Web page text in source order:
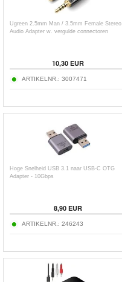
Ugreen 2.5mm Man / 3.5mm Female Stereo
Audio Adapter w. vergulde connectoren
10,30EUR
ARTIKELNR.: 3007471
Hoge Snelheid USB 3.1 naar USB-C OTG
Adapter - 10Gbps
8,90EUR
ARTIKELNR.: 246243